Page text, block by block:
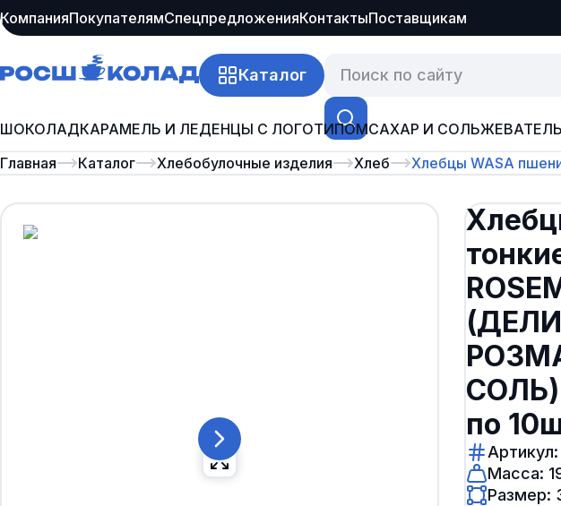
КомпанияПокупателямСпецпредложенияКонтактыПоставщикам
Каталог
ШОКОЛАДКАРАМЕЛЬ И ЛЕДЕНЦЫ С ЛОГОТИПОМСАХАР И СОЛЬ
Главная
Каталог Хлебобулочные изделия Хлеб Хлебцы WASA
СОЛЬ)
по
Масса:
Размер: